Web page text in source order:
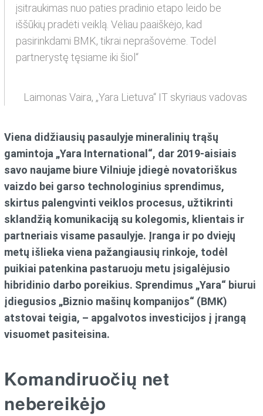
įsitraukimas nuo paties pradinio etapo leido be
iššūkių pradėti veiklą. Vėliau paaiškėjo, kad
pasirinkdami BMK, tikrai neprašovėme. Todėl
partnerystę tęsiame iki šiol“
Laimonas Vaira, „Yara Lietuva“ IT skyriaus vadovas
Viena didžiausių pasaulyje mineralinių trąšų
gamintoja „Yara International“, dar 2019-aisiais
savo naujame biure Vilniuje įdiegė novatoriškus
vaizdo bei garso technologinius sprendimus,
skirtus palengvinti veiklos procesus, užtikrinti
sklandžią komunikaciją su kolegomis, klientais ir
partneriais visame pasaulyje. Įranga ir po dviejų
metų išlieka viena pažangiausių rinkoje, todėl
puikiai patenkina pastaruoju metu įsigalėjusio
hibridinio darbo poreikius. Sprendimus „Yara“ biurui
įdiegusios „Biznio mašinų kompanijos“ (BMK)
atstovai teigia, – apgalvotos investicijos į įrangą
visuomet pasiteisina.
Komandiruočių net
nebereikėjo